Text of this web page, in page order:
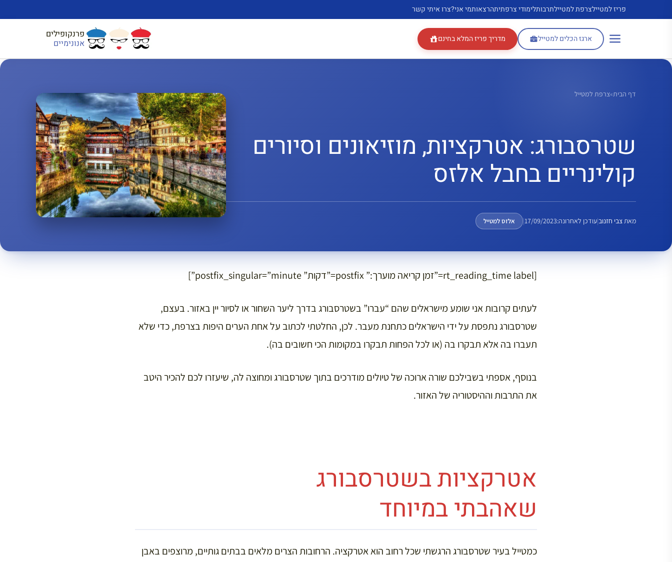
פריז למטיילצרפת למטיילתרבותלימודי צרפתיתהרצאותמי אני?צרו איתי קשר
ארגז הכלים למטייל מדריך פריז המלא בחינם פרנקופילים
אנונימיים
דף הבית»צרפת למטייל
שטרסבורג: אטרקציות, מוזיאונים וסיורים
קולינריים בחבל אלזס
מאתצבי חזנוב|עודכן לאחרונה:17/09/2023
| אלזס למטייל
[rt_reading_time label=”זמן קריאה מוערך:” postfix=”דקות” postfix_singular=”minute”]
לעתים קרובות אני שומע מישראלים שהם “עברו” בשטרסבורג בדרך ליער השחור או לסיור יין באזור. בעצם,
שטרסבורג נתפסת על ידי הישראלים כתחנת מעבר. לכן, החלטתי לכתוב על אחת הערים היפות בצרפת, כדי שלא
תעברו בה אלא תבקרו בה (או לכל הפחות תבקרו במקומות הכי חשובים בה).
בנוסף, אספתי בשבילכם שורה ארוכה של טיולים מודרכים בתוך שטרסבורג ומחוצה לה, שיעזרו לכם להכיר היטב
את התרבות וההיסטוריה של האזור.
אטרקציות בשטרסבורג
שאהבתי במיוחד
כמטייל בעיר שטרסבורג הרגשתי שכל רחוב הוא אטרקציה. הרחובות הצרים מלאים בבתים גותיים, מרוצפים באבן